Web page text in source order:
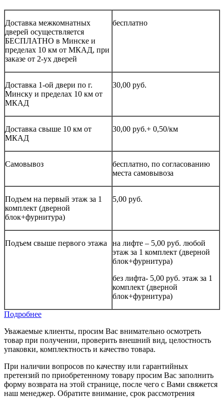
Доставка межкомнатных
дверей осуществляется
БЕСПЛАТНО в Минске и
пределах 10 км от МКАД, при
заказе от 2-ух дверей
бесплатно
Доставка 1-ой двери по г.
Минску и пределах 10 км от
МКАД
30,00 руб.
Доставка свыше 10 км от
МКАД
30,00 руб.+ 0,50/км
Самовывоз
бесплатно, по согласованию
места самовывоза
Подъем на первый этаж за 1
комплект (дверной
блок+фурнитура)
5,00 руб.
Подъем свыше первого этажа
на лифте – 5,00 руб. любой
этаж за 1 комплект (дверной
блок+фурнитура)
без лифта- 5,00 руб. этаж за 1
комплект (дверной
блок+фурнитура)
Подробнее
Уважаемые клиенты, просим Вас внимательно осмотреть
товар при получении, проверить внешний вид, целостность
упаковки, комплектность и качество товара.
При наличии вопросов по качеству или гарантийных
претензий по приобретенному товару просим Вас заполнить
форму возврата на этой странице, после чего с Вами свяжется
наш менеджер. Обратите внимание, срок рассмотрения